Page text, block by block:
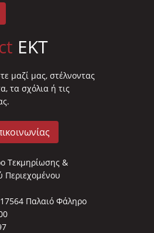
EKT
μαζί μας, στέλνοντας
τα σχόλια ή τις
Τεκμηρίωσης &
Περιεχομένου
Παλαιό Φάληρο